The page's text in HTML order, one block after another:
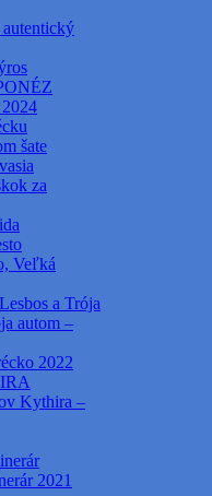
autentický
šate
za
Veľká
a Trója
autom –
2022
Kythira –
2021